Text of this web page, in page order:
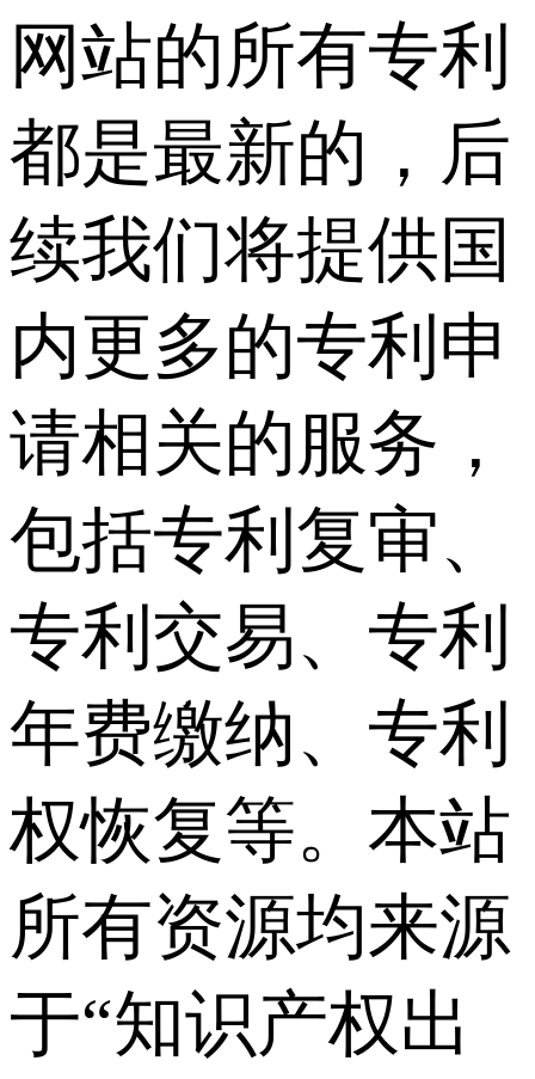
网站的所有专利
都是最新的，后
续我们将提供国
内更多的专利申
请相关的服务，
包括专利复审、
专利交易、专利
年费缴纳、专利
权恢复等。本站
所有资源均来源
于“知识产权出